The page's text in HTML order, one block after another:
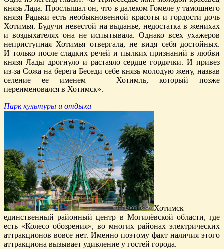
князь Лада. Прослышал он, что в далеком Гомеле у тамошнего
князя Радьки есть необыкновенной красоты и гордости дочь
Хотимья. Будучи невестой на выданье, недостатка в женихах
и воздыхателях она не испытывала. Однако всех ухажеров
неприступная Хотимья отвергала, не видя себя достойных.
И только после сладких речей и пылких признаний в любви
князя Лады дрогнуло и растаяло сердце гордячки. И привез
из-за Сожа на берега Беседи себе князь молодую жену, назвав
селение ее именем — Хотимль, который позже
переименовался в Хотимск».
Парк культуры и отдыха
Хотимск —
единственный районный центр в Могилёвской области, где
есть «Колесо обозрения», во многих районах электрических
аттракционов вовсе нет. Именно поэтому факт наличия этого
аттракциона вызывает удивление у гостей города.